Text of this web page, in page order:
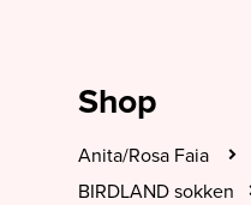
Shop
Anita/Rosa Faia
BIRDLAND sokken